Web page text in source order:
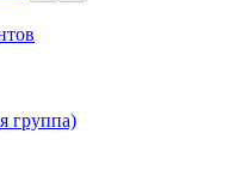
группа)